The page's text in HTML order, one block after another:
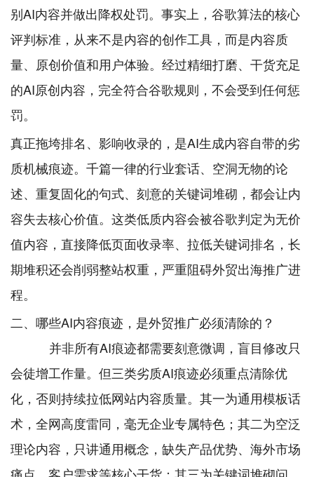
别AI内容并做出降权处罚。事实上，谷歌算法的核心
评判标准，从来不是内容的创作工具，而是内容质
量、原创价值和用户体验。经过精细打磨、干货充足
的AI原创内容，完全符合谷歌规则，不会受到任何惩
罚。
真正拖垮排名、影响收录的，是AI生成内容自带的劣
质机械痕迹。千篇一律的行业套话、空洞无物的论
述、重复固化的句式、刻意的关键词堆砌，都会让内
容失去核心价值。这类低质内容会被谷歌判定为无价
值内容，直接降低页面收录率、拉低关键词排名，长
期堆积还会削弱整站权重，严重阻碍外贸出海推广进
程。
二、哪些AI内容痕迹，是外贸推广必须清除的？
并非所有AI痕迹都需要刻意微调，盲目修改只
会徒增工作量。但三类劣质AI痕迹必须重点清除优
化，否则持续拉低网站内容质量。其一为通用模板话
术，全网高度雷同，毫无企业专属特色；其二为空泛
理论内容，只讲通用概念，缺失产品优势、海外市场